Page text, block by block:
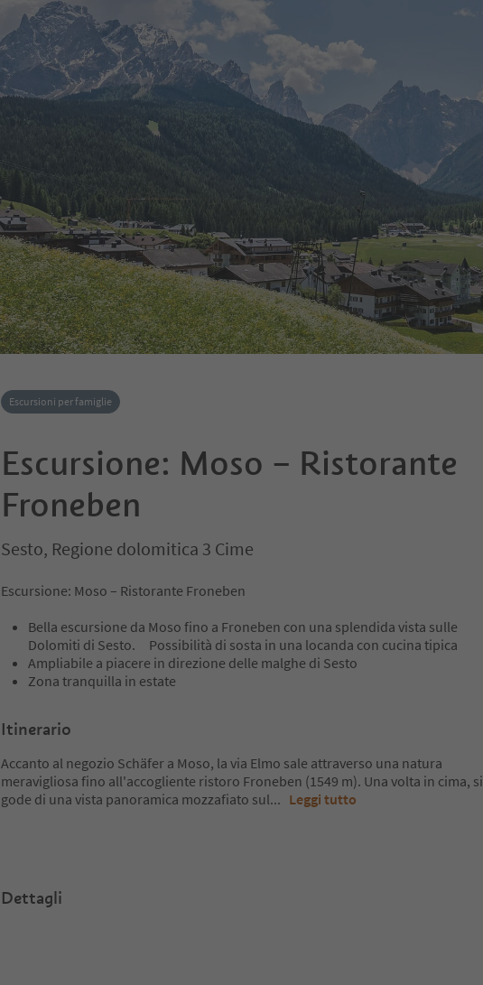
Escursioni per famiglie
Escursione: Moso – Ristorante
Froneben
Sesto, Regione dolomitica 3 Cime
Escursione: Moso – Ristorante Froneben
Bella escursione da Moso fino a Froneben con una splendida vista sulle
Dolomiti di Sesto. Possibilità di sosta in una locanda con cucina tipica
Ampliabile a piacere in direzione delle malghe di Sesto
Zona tranquilla in estate
Itinerario
Accanto al negozio Schäfer a Moso, la via Elmo sale attraverso una natura
meravigliosa fino all'accogliente ristoro Froneben (1549 m). Una volta in cima, si
gode di una vista panoramica mozzafiato sul... Leggi tutto
Dettagli